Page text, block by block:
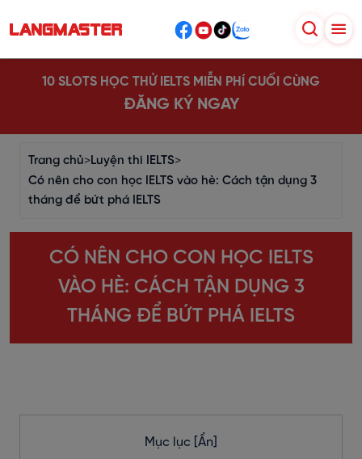
10 SLOTS HỌC THỬ IELTS MIỄN PHÍ CUỐI CÙNG
ĐĂNG KÝ NGAY
Trang chủ>Luyện thi IELTS>
Có nên cho con học IELTS vào hè: Cách tận dụng 3
tháng để bứt phá IELTS
CÓ NÊN CHO CON HỌC IELTS
VÀO HÈ: CÁCH TẬN DỤNG 3
THÁNG ĐỂ BỨT PHÁ IELTS
Mục lục [Ẩn]